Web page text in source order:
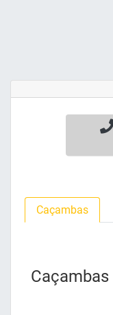
Caçambas
Caçambas